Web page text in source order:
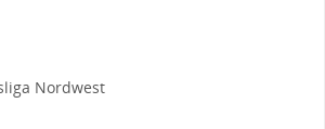
Nordwest